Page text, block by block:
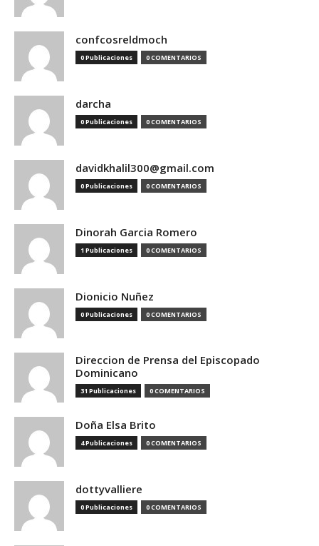
confcosreldmoch
0 Publicaciones 0 COMENTARIOS
darcha
0 Publicaciones 0 COMENTARIOS
davidkhalil300@gmail.com
0 Publicaciones 0 COMENTARIOS
Dinorah Garcia Romero
1 Publicaciones 0 COMENTARIOS
Dionicio Nuñez
0 Publicaciones 0 COMENTARIOS
Direccion de Prensa del Episcopado
Dominicano
31 Publicaciones 0 COMENTARIOS
Doña Elsa Brito
4 Publicaciones 0 COMENTARIOS
dottyvalliere
0 Publicaciones 0 COMENTARIOS